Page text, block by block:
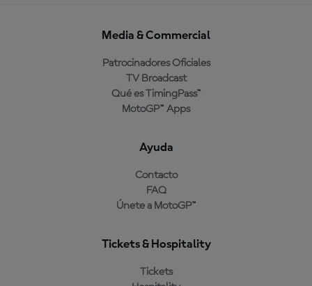
Media & Commercial
Patrocinadores Oficiales
TV Broadcast
Qué es TimingPass™
MotoGP™ Apps
Ayuda
Contacto
FAQ
Únete a MotoGP™
Tickets & Hospitality
Tickets